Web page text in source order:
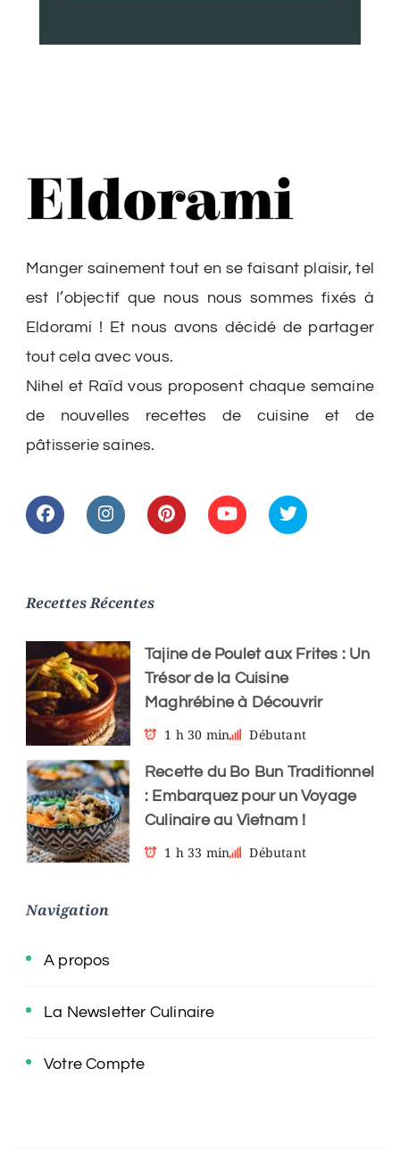
Manger sainement tout en se faisant plaisir, tel
est l’objectif que nous nous sommes fixés à
Eldorami ! Et nous avons décidé de partager
tout cela avec vous.
Nihel et Raïd vous proposent chaque semaine
de nouvelles recettes de cuisine et de
pâtisserie saines.
Recettes Récentes
Tajine de Poulet aux Frites : Un
Trésor de la Cuisine
Maghrébine à Découvrir
1 h 30 min
Débutant
Recette du Bo Bun Traditionnel
: Embarquez pour un Voyage
Culinaire au Vietnam !
1 h 33 min
Débutant
Navigation
A propos
La Newsletter Culinaire
Votre Compte